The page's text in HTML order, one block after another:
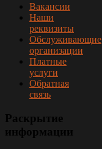
Вакансии
Наши
реквизиты
Обслуживающие
организации
Платные
услуги
Обратная
связь
Раскрытие
информации